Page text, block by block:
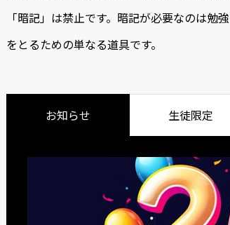
「暗記」は禁止です。暗記が必要なのは勉
をとるための単なる道具です。
お知らせ 生徒限定